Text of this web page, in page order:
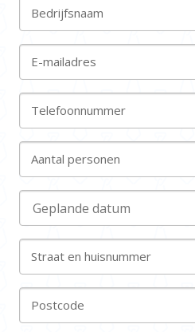
Bedrijfsnaam
E-mailadres
Telefoonnummer
Aantal personen
Straat en huisnummer
Postcode